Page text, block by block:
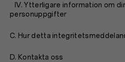
IV. Ytterligare information om
personuppgifter
C. Hur detta
D. Kontakta oss